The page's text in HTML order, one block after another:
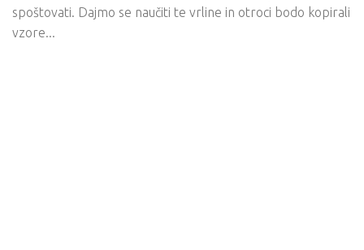
spoštovati. Dajmo se naučiti te vrline in otroci bodo kopirali
vzore...